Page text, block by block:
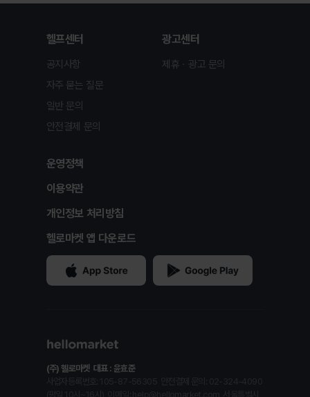
헬프센터
공지사항
자주 묻는 질문
일반 문의
안전결제 문의
광고센터
제휴ㆍ광고 문의
운영정책
이용약관
개인정보 처리방침
헬로마켓 앱 다운로드
(주) 헬로마켓 대표 : 윤효준